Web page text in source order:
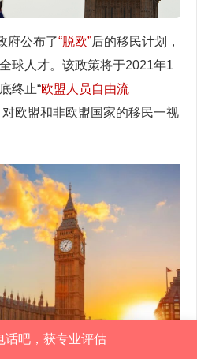
府公布了“脱欧”后的移民计划，
球人才。该政策将于2021年1
终止“欧盟人员自由流
欧盟和非欧盟国家的移民一视